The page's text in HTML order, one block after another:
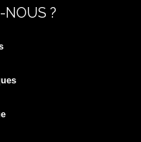
NOUS ?